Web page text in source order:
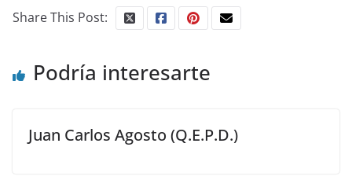
Share This Post:
Podría interesarte
Juan Carlos Agosto (Q.E.P.D.)